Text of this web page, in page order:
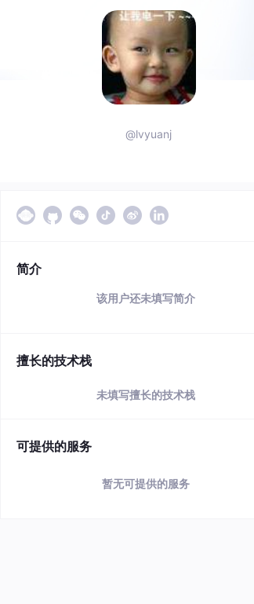
@lvyuanj
简介
该用户还未填写简介
擅长的技术栈
未填写擅长的技术栈
可提供的服务
暂无可提供的服务